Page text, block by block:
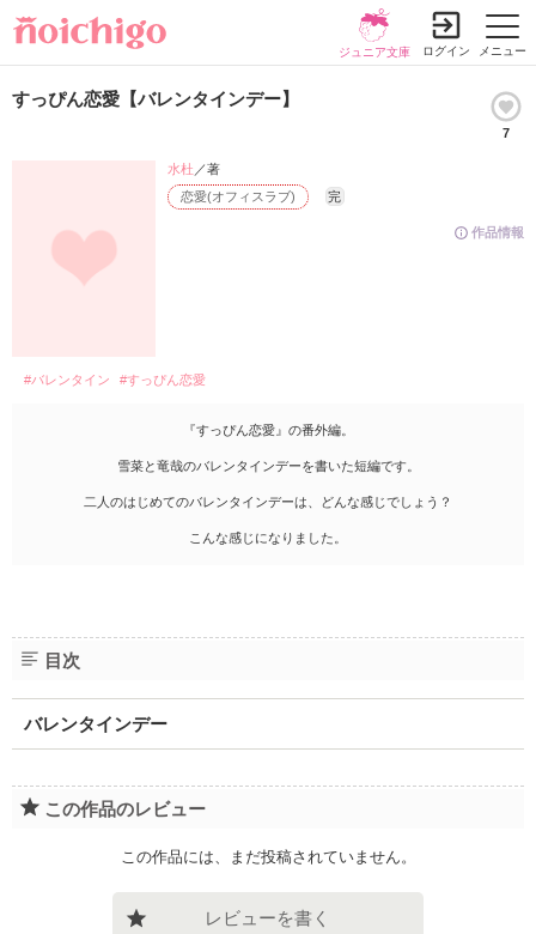
メニュー
ジュニア文庫 ログイン
すっぴん恋愛【バレンタインデー】
7
作品情報
恋愛(オフィスラブ) 完
水杜 ／著
#バレンタイン #すっぴん恋愛
『すっぴん恋愛』の番外編。
雪菜と竜哉のバレンタインデーを書いた短編です。
二人のはじめてのバレンタインデーは、どんな感じでしょう？
こんな感じになりました。
目次
バレンタインデー
この作品のレビュー
この作品には、まだ投稿されていません。
レビューを書く